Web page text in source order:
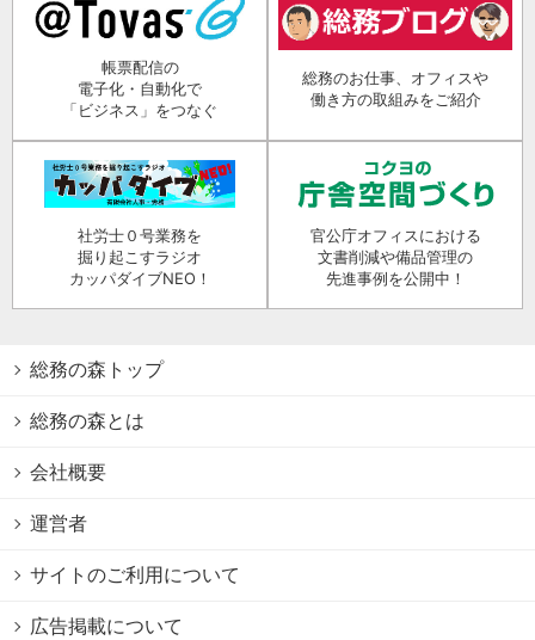
帳票配信の
電子化・自動化で
「ビジネス」をつなぐ
総務のお仕事、オフィスや
働き方の取組みをご紹介
社労士０号業務を
掘り起こすラジオ
カッパダイブNEO！
官公庁オフィスにおける
文書削減や備品管理の
先進事例を公開中！
総務の森トップ
総務の森とは
会社概要
運営者
サイトのご利用について
広告掲載について